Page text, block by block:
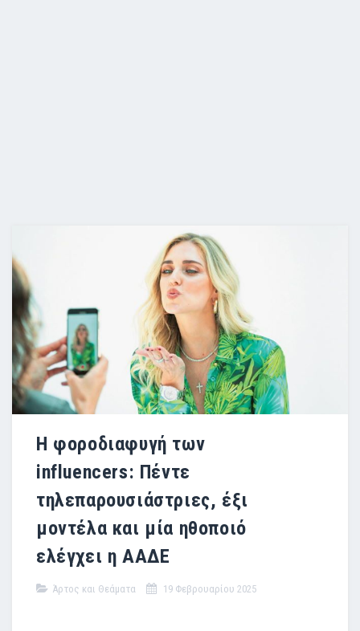
Η φοροδιαφυγή των
influencers: Πέντε
τηλεπαρουσιάστριες, έξι
μοντέλα και μία ηθοποιό
ελέγχει η ΑΑΔΕ
Άρτος και Θεάματα 19 Φεβρουαρίου 2025